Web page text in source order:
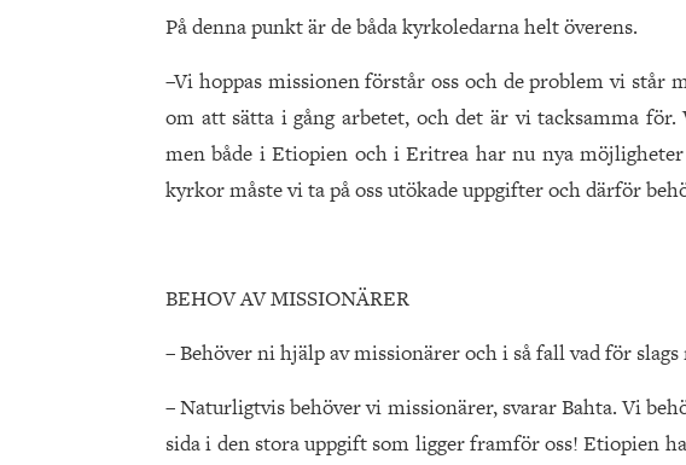
På denna punkt är de båda kyrkoledarna helt överens.
–Vi hoppas missionen förstår oss och de problem vi står
om att sätta i gång arbetet, och det är vi tacksamma
men både i Etiopien och i Eritrea har nu nya
kyrkor måste vi ta på oss utökade uppgifter och därför
BEHOV AV MISSIONÄRER
– Behöver ni hjälp av missionärer och i så fall vad för
– Naturligtvis behöver vi missionärer, svarar Bahta. Vi
sida i den stora uppgift som ligger framför oss! Etiopien